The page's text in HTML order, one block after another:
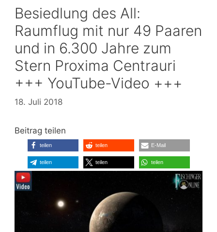
Besiedlung des All:
Raumflug mit nur 49 Paaren
und in 6.300 Jahre zum
Stern Proxima Centrauri
+++ YouTube-Video +++
18. Juli 2018
Beitrag teilen
teilen teilen E-Mail
teilen teilen teilen